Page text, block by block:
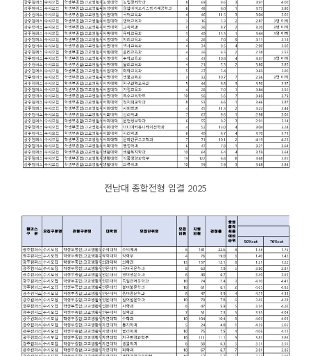
전남대 종합전형 입결 2025